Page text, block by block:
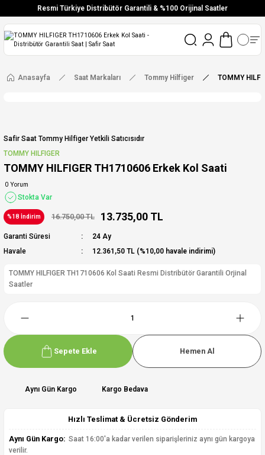
Resmi Türkiye Distribütör Garantili & %100 Orijinal Saatler
Vade Farksız 6 Taksit
Aynı Gün Stoktan Gönderim
Ücretsiz Kargo
Anasayfa Saat Markaları Tommy Hilfiger TOMMY
Safir Saat Tommy Hilfiger Yetkili Satıcısıdır
TOMMY HILFIGER
TOMMY HILFIGER TH1710606 Erkek Kol Saati
0 Yorum
Stokta Var
%18 İndirim 16.750,00 TL 13.735,00 TL
Garanti Süresi
24 Ay
Havale
12.361,50 TL (%10,00 havale indirimi)
TOMMY HILFIGER TH1710606 Kol Saati Resmi Distribütör Garantili Orjinal
Saatler
Sepete Ekle Hemen Al
Aynı Gün Kargo Kargo Bedava
Hızlı Teslimat & Ücretsiz Gönderim
Aynı Gün Kargo: Saat 16:00'a kadar verilen siparişleriniz aynı gün kargoya
verilir.